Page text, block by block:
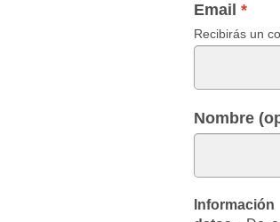
Email
Recibirás un
Nombre